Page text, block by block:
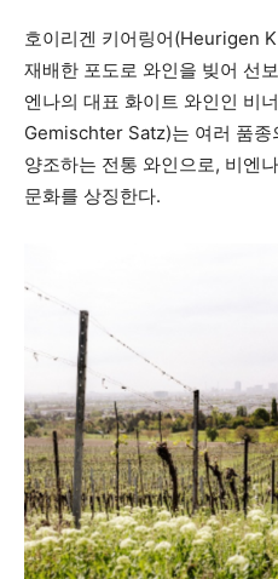
호이리겐 키어링어(Heurigen
재배한 포도로 와인을 빚어 선
엔나의 대표 화이트 와인인 비
Gemischter Satz)는 여러 품종
양조하는 전통 와인으로, 비엔
문화를 상징한다.